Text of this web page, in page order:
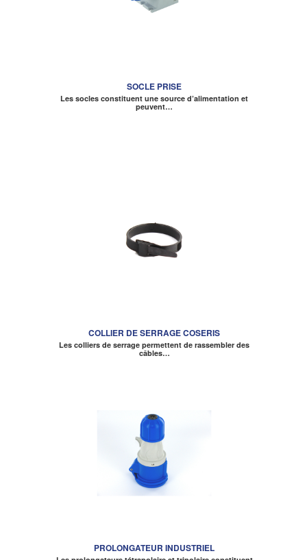
SOCLE PRISE
Les socles constituent une source d’alimentation et
peuvent…
COLLIER DE SERRAGE COSERIS
Les colliers de serrage permettent de rassembler des
câbles…
PROLONGATEUR INDUSTRIEL